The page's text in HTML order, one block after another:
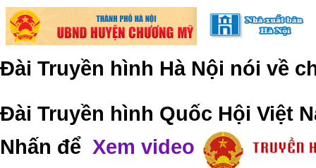
Đài Truyền hình Hà Nội nói về
Đài Truyền hình Quốc Hội Việt
Nhấn để Xem video